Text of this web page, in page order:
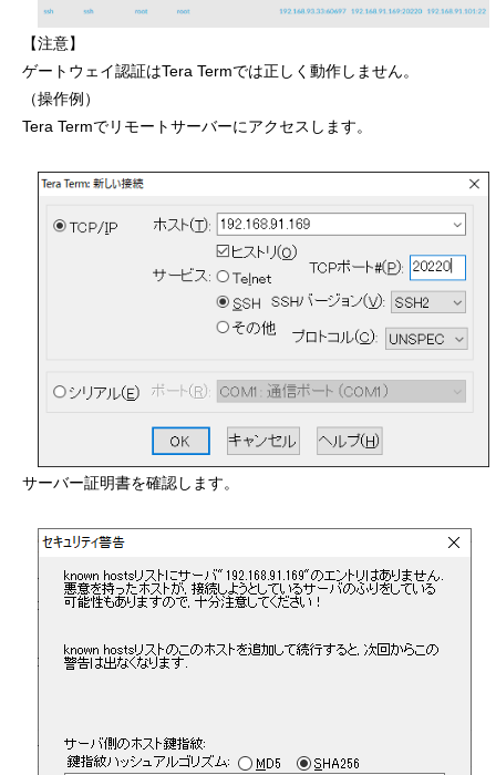
【注意】
ゲートウェイ認証はTera Termでは正しく動作しません。
（操作例）
Tera Termでリモートサーバーにアクセスします。
サーバー証明書を確認します。